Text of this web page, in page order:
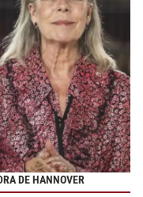
DE HANNOVER